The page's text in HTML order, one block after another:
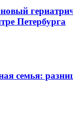
Петербурга
семья: